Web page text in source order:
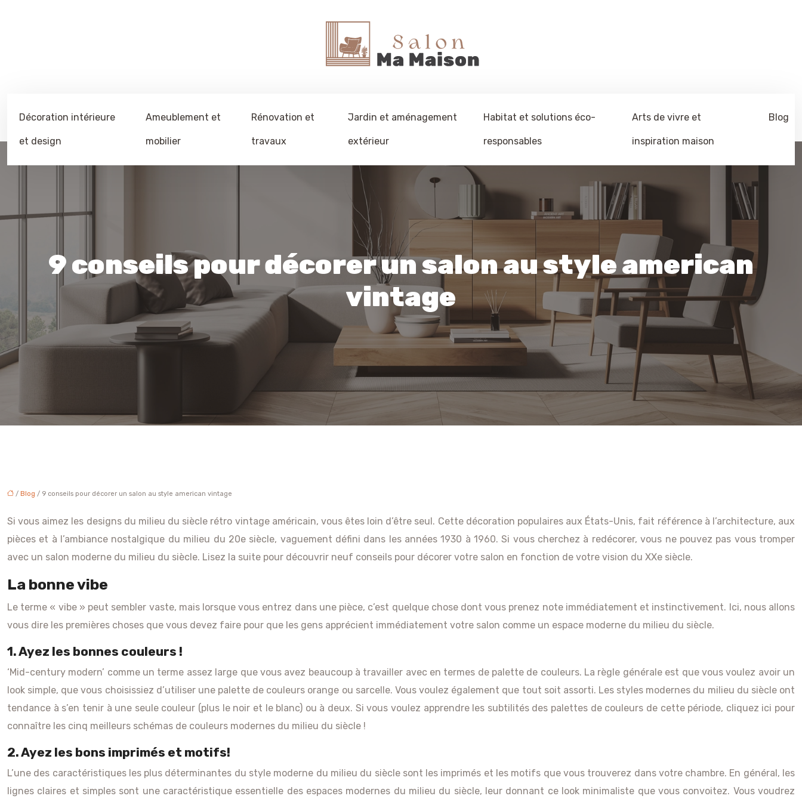
Décoration intérieure
et design
Ameublement et
mobilier
Rénovation et
travaux
Jardin et aménagement
extérieur
Habitat et solutions éco-
responsables
Arts de vivre et
inspiration maison
Blog
9 conseils pour décorer un salon au style american
vintage
/ Blog / 9 conseils pour décorer un salon au style american vintage
Si vous aimez les designs du milieu du siècle rétro vintage américain, vous êtes loin d’être seul. Cette décoration populaires aux États-Unis, fait référence à l’architecture, aux
pièces et à l’ambiance nostalgique du milieu du 20e siècle, vaguement défini dans les années 1930 à 1960. Si vous cherchez à redécorer, vous ne pouvez pas vous tromper
avec un salon moderne du milieu du siècle. Lisez la suite pour découvrir neuf conseils pour décorer votre salon en fonction de votre vision du XXe siècle.
La bonne vibe
Le terme « vibe » peut sembler vaste, mais lorsque vous entrez dans une pièce, c’est quelque chose dont vous prenez note immédiatement et instinctivement. Ici, nous allons
vous dire les premières choses que vous devez faire pour que les gens apprécient immédiatement votre salon comme un espace moderne du milieu du siècle.
1. Ayez les bonnes couleurs !
‘Mid-century modern’ comme un terme assez large que vous avez beaucoup à travailler avec en termes de palette de couleurs. La règle générale est que vous voulez avoir un
look simple, que vous choisissiez d’utiliser une palette de couleurs orange ou sarcelle. Vous voulez également que tout soit assorti. Les styles modernes du milieu du siècle ont
tendance à s’en tenir à une seule couleur (plus le noir et le blanc) ou à deux. Si vous voulez apprendre les subtilités des palettes de couleurs de cette période, cliquez ici pour
connaître les cinq meilleurs schémas de couleurs modernes du milieu du siècle !
2. Ayez les bons imprimés et motifs!
L’une des caractéristiques les plus déterminantes du style moderne du milieu du siècle sont les imprimés et les motifs que vous trouverez dans votre chambre. En général, les
lignes claires et simples sont une caractéristique essentielle des espaces modernes du milieu du siècle, leur donnant ce look minimaliste que vous convoitez. Vous voudrez